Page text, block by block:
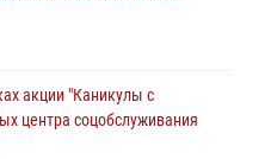
армии Виктор Золотов
тыла с профессиональным
кафе и сауне подозреваемых
акции "Каникулы с
центра соцобслуживания